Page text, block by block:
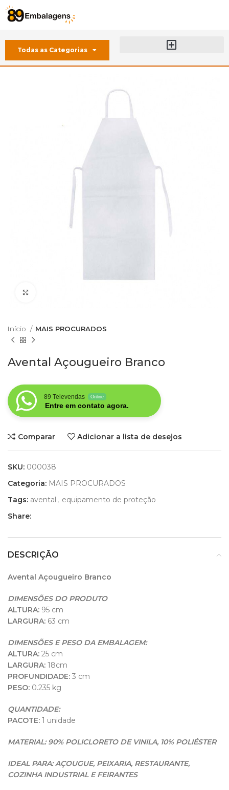
Todas as Categorias
Início MAIS PROCURADOS
Avental Açougueiro Branco
89 Televendas Online
Entre em contato agora.
Comparar Adicionar a lista de desejos
SKU: 000038
Categoria: MAIS PROCURADOS
Tags: avental , equipamento de proteção
Share:
DESCRIÇÃO
Avental Açougueiro Branco
DIMENSÕES DO PRODUTO
ALTURA: 95 cm
LARGURA: 63 cm
DIMENSÕES E PESO DA EMBALAGEM:
ALTURA: 25 cm
LARGURA: 18cm
PROFUNDIDADE: 3 cm
PESO: 0.235 kg
QUANTIDADE:
PACOTE: 1 unidade
MATERIAL: 90% POLICLORETO DE VINILA, 10% POLIÉSTER
IDEAL PARA: AÇOUGUE, PEIXARIA, RESTAURANTE,
COZINHA INDUSTRIAL E FEIRANTES